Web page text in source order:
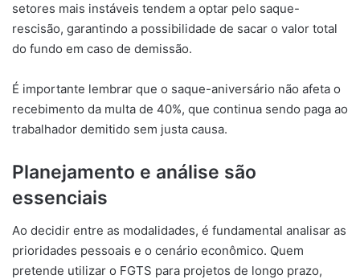
setores mais instáveis tendem a optar pelo saque-
rescisão, garantindo a possibilidade de sacar o valor total
do fundo em caso de demissão.
É importante lembrar que o saque-aniversário não afeta o
recebimento da multa de 40%, que continua sendo paga ao
trabalhador demitido sem justa causa.
Planejamento e análise são
essenciais
Ao decidir entre as modalidades, é fundamental analisar as
prioridades pessoais e o cenário econômico. Quem
pretende utilizar o FGTS para projetos de longo prazo,